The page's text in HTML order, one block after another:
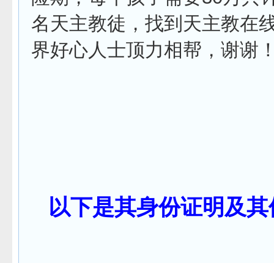
名天主教徒，找到天主教在
界好心人士顶力相帮，谢谢
以下是其身份证明及